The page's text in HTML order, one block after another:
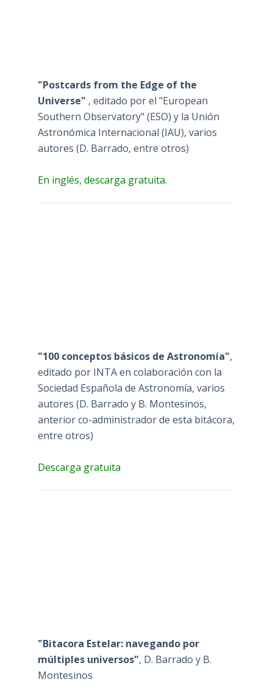
"Postcards from the Edge of the
Universe" , editado por el "European
Southern Observatory" (ESO) y la Unión
Astronómica Internacional (IAU), varios
autores (D. Barrado, entre otros)
En inglés, descarga gratuita.
"100 conceptos básicos de Astronomía",
editado por INTA en colaboración con la
Sociedad Española de Astronomía, varios
autores (D. Barrado y B. Montesinos,
anterior co-administrador de esta bitácora,
entre otros)
Descarga gratuita
"Bitacora Estelar: navegando por
múltiples universos", D. Barrado y B.
Montesinos